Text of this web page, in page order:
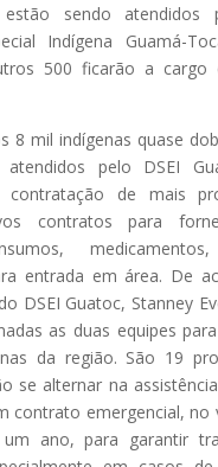
sendo atendidos
Indígena Guamá-
500 ficarão a cargo
8 mil indígenas quase
atendidos pelo DSEI
contratação de mais
contratos para
entrada em área. De
DSEI Guatoc, Stanney
as duas equipes
da região. São 19
se alternar na
contrato emergencial, no
ano, para garantir